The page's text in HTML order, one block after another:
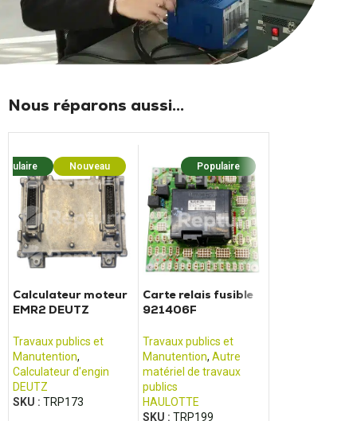
Nous réparons aussi...
Nouveau
Calculateur moteur
EMR2 DEUTZ
Travaux publics et
Manutention,
Calculateur d'engin
DEUTZ
SKU : TRP173
Populaire
Carte relais fusible
921406F
HA12, HA16xxx
Travaux publics et
Manutention, Autre
matériel de travaux
publics
HAULOTTE
SKU : TRP199